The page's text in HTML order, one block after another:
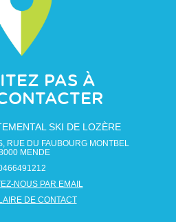
PAS À
SKI DE LOZÈRE
RUE DU FAUBOURG MONTBEL
MENDE
NOUS PAR EMAIL
DE CONTACT